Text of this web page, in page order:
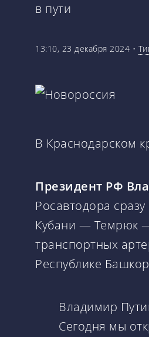
в пути
13:10, 23 декабря 2024 •
В Краснодарском
Президент РФ
Росавтодора
Кубани — Темрюк
транспортных
Республике
Владимир
Сегодня мы